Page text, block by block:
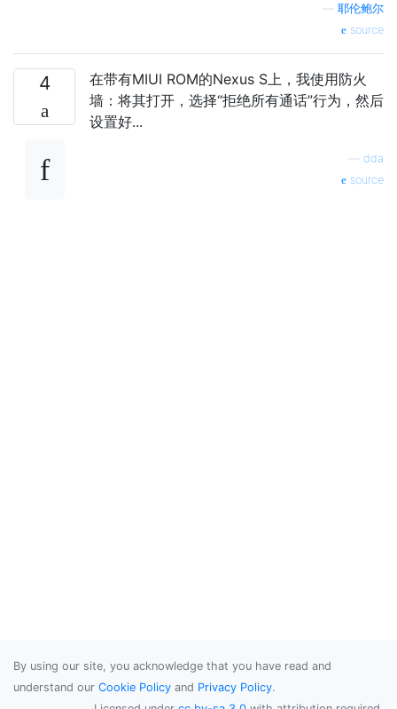
耶伦鲍尔
source
4
在带有MIUI ROM的Nexus S上，我使用防火
墙：将其打开，选择“拒绝所有通话”行为，然后
设置好...
dda
source
By using our site, you acknowledge that you have read and
understand our Cookie Policy and Privacy Policy.